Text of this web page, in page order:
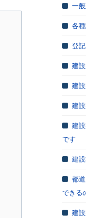
一
各
登
建
建
建
建
です
建
都
できる
建